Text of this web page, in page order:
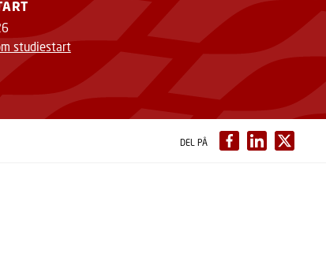
studiestart
DEL PÅ